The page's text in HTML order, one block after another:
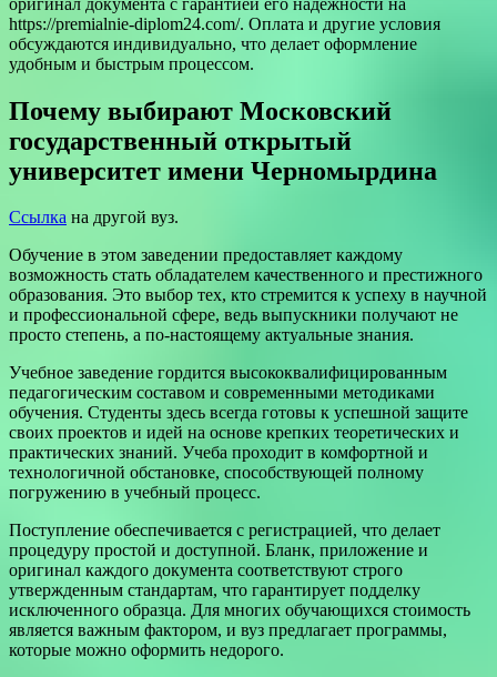
https://premialnie-diplom24.com/. Оплата и другие условия
обсуждаются индивидуально, что делает оформление
удобным и быстрым процессом.
Почему выбирают Московский
государственный открытый
университет имени Черномырдина
Ссылка на другой вуз.
Обучение в этом заведении предоставляет каждому
возможность стать обладателем качественного и престижного
образования. Это выбор тех, кто стремится к успеху в научной
и профессиональной сфере, ведь выпускники получают не
просто степень, а по-настоящему актуальные знания.
Учебное заведение гордится высококвалифицированным
педагогическим составом и современными методиками
обучения. Студенты здесь всегда готовы к успешной защите
своих проектов и идей на основе крепких теоретических и
практических знаний. Учеба проходит в комфортной и
технологичной обстановке, способствующей полному
погружению в учебный процесс.
Поступление обеспечивается с регистрацией, что делает
процедуру простой и доступной. Бланк, приложение и
оригинал каждого документа соответствуют строго
утвержденным стандартам, что гарантирует подделку
исключенного образца. Для многих обучающихся стоимость
является важным фактором, и вуз предлагает программы,
которые можно оформить недорого.